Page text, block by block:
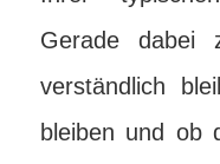
Gerade dabei
verständlich
bleiben und ob